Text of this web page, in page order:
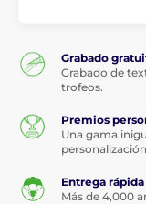
Grabado
Grabado de
trofeos.
Premios
Una gama
Entrega rápida
Más de 4,000